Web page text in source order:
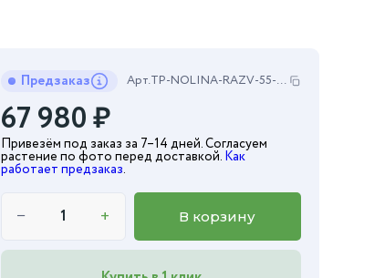
Предзаказ Арт.TP-NOLINA-RAZV-55-140
67 980₽
Привезём под заказ за 7–14 дней. Согласуем
растение по фото перед доставкой. Как
работает предзаказ.
− + В корзину